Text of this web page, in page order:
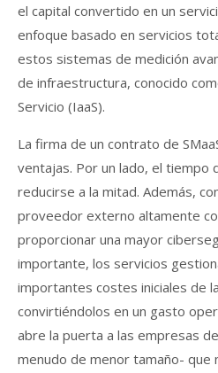
el capital convertido en un
enfoque basado en servicios
estos sistemas de medición
de infraestructura, conocido
Servicio (IaaS).
La firma de un contrato de
ventajas. Por un lado, el tiempo
reducirse a la mitad. Además,
proveedor externo altamente
proporcionar una mayor
importante, los servicios
importantes costes iniciales de
convirtiéndolos en un gasto
abre la puerta a las empresas
menudo de menor tamaño- que